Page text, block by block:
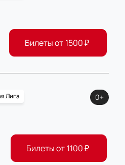
Билеты от 1500₽
Лига
0+
Билеты от 1100₽